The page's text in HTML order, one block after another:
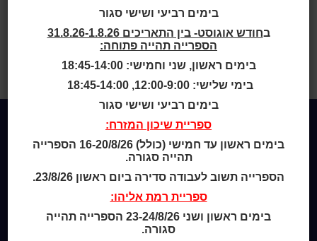
הכותרים והספריות עובדים כרגיל למעט
ספריית רוזן(וספריית נווה חוף שזמנית לא
פועלת בימי שלישי וחמישי).
יש מרחבים מוגנים ביתר הכותרים והספריות.
בתקווה ליום שקט ובטוח.
Home
מידע לנרשמים
בימים רביעי ושישי סגור
ב
חודש אוגוסט- בין התאריכים 31.8.26-1.8.26
הספרייה תהייה פתוחה:
בימים ראשון, שני וחמישי: 18:45-14:00
בימי שלישי: 12:00-9:00, 18:45-14:00
בימים רביעי ושישי סגור
ספריית שיכון המזרח:
בימים ראשון עד חמישי (כולל) 16-20/8/26 הספרייה
תהייה סגורה.
הספרייה תשוב לעבודה סדירה ביום ראשון 23/8/26.
ספריית רמת אליהו:
בימים ראשון ושני 23-24/8/26 הספרייה תהייה
סגורה.